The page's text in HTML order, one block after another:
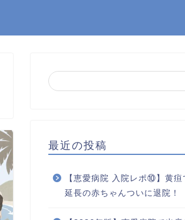
最近の投稿
【恵愛病院 入院レポ⑩】黄疸
延長の赤ちゃんついに退院！